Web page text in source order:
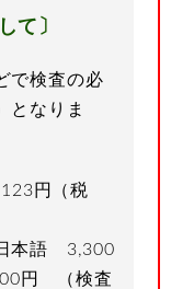
て〕
で検査の必
となりま
円（税
本語 3,300
円 （検査